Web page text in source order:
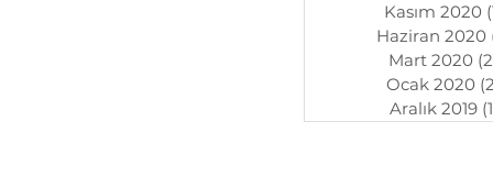
Kasım 2020
Haziran 2020
Mart 2020
Ocak 2020
Aralık 2019